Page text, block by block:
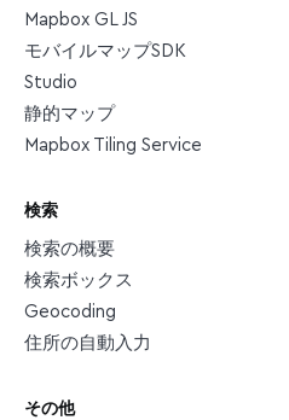
Mapbox GL JS
モバイルマップSDK
Studio
静的マップ
Mapbox Tiling Service
検索
検索の概要
検索ボックス
Geocoding
住所の自動入力
その他